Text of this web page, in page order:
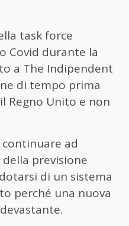
task force
Covid durante la
a The Indipendent
di tempo prima
Regno Unito e non
continuare ad
previsione
di un sistema
perché una nuova